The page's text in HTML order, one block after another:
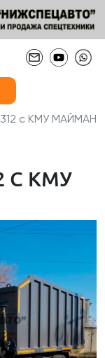
с КМУ МАЙМАН
С КМУ